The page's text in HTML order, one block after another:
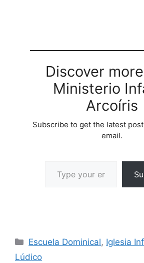
Discover
Ministerio
Arcoíris
Subscribe to get the latest
email.
Escuela Dominical, Iglesia
Lúdico